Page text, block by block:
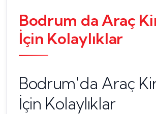
Bodrum da Araç
İçin Kolaylıklar
Bodrum'da Araç
İçin Kolaylıklar